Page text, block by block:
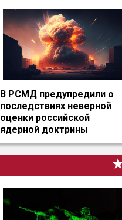
В РСМД предупредили о
последствиях неверной
оценки российской
ядерной доктрины